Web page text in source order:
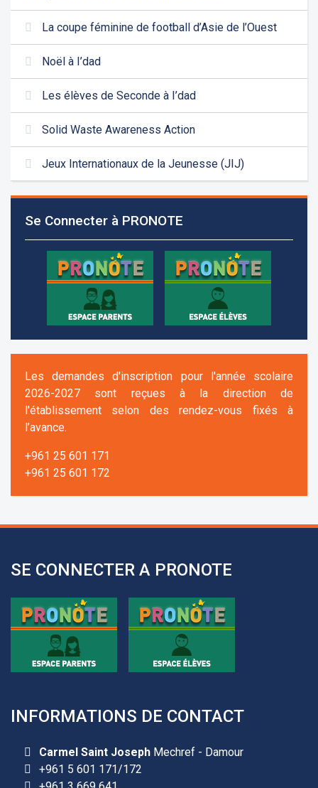
La coupe féminine de football d’Asie de l’Ouest
Noël à I’dad
Les élèves de Seconde à I’dad
Solid Waste Awareness Action
Jeux Internationaux de la Jeunesse (JIJ)
Se Connecter à PRONOTE
Les demandes d'inscription pour l'année scolaire
2026-2027 sont reçues à la direction de
l'établissement selon des rendez-vous fixés à
l’avance.
+961 25 601 171
+961 25 601 172
SE CONNECTER A PRONOTE
INFORMATIONS DE CONTACT
Carmel Saint Joseph Mechref - Damour
+961 5 601 171/172